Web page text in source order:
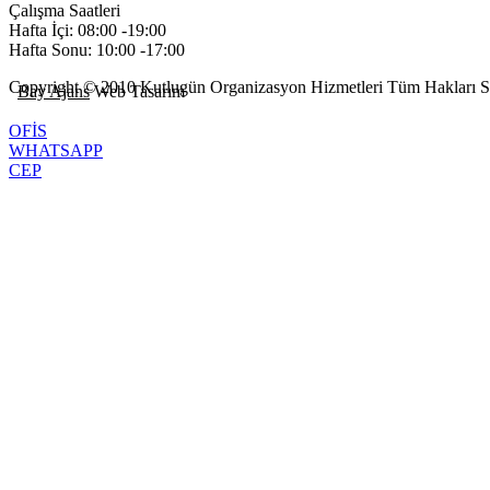
Çalışma Saatleri
Hafta İçi: 08:00 -19:00
Hafta Sonu: 10:00 -17:00
Copyright © 2010 Kutlugün Organizasyon Hizmetleri Tüm Hakları
Bay AjansWeb Tasarım
OFİS
WHATSAPP
CEP